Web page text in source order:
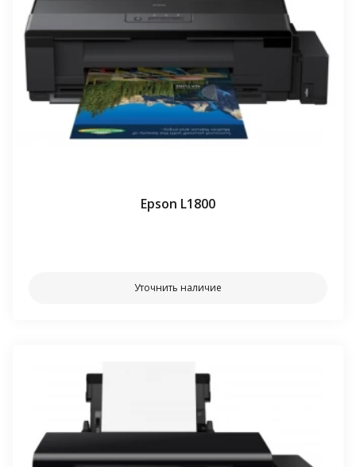
Epson L1800
Уточнить наличие